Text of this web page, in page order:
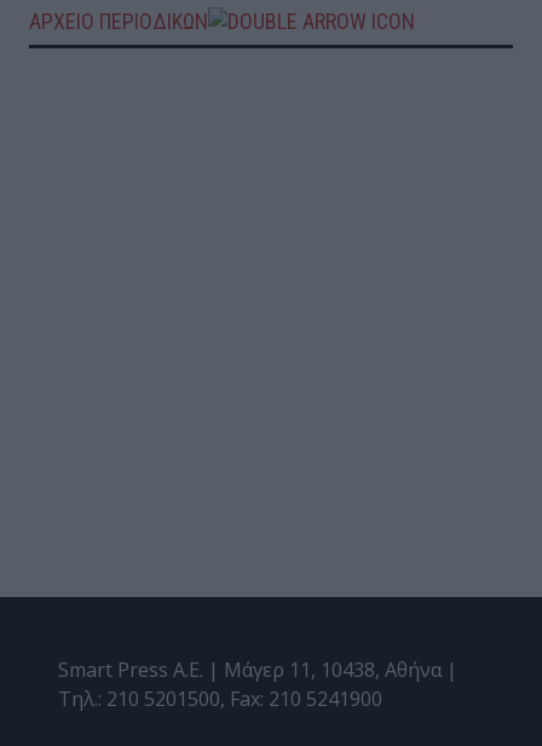
ΑΡΧΕΙΟ ΠΕΡΙΟΔΙΚΩΝ
Smart Press A.E. | Μάγερ 11, 10438, Αθήνα |
Τηλ.: 210 5201500, Fax: 210 5241900